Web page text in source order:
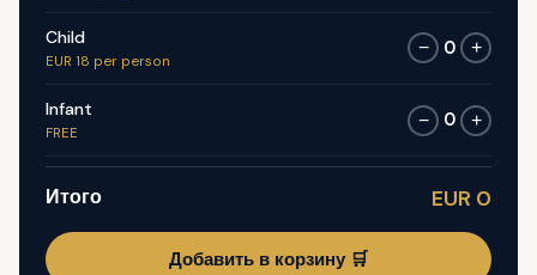
Child
EUR 18 per person
− 0 +
Infant
FREE
− 0 +
Итого EUR 0
Добавить в корзину 🛒